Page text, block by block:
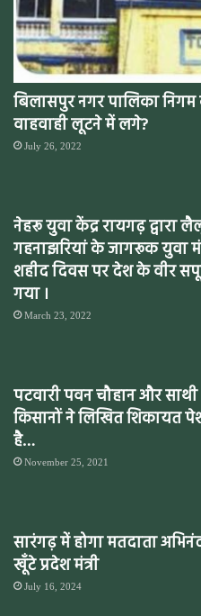
बिलासपुर नगर पालिका
वाहवाही लूटने में लगे?
July 26, 2022
नेहरू युवा केंद्र रायगढ़ द्वारा
गहनाझरियां के जागरूक युवा
शहीद दिवस पर देश के वीर
गया ।
March 23, 2022
पटवारी पवन चौहान और
किसानों ने लिखित शिकायत
है…
November 25, 2021
सारंगढ़ में होगा मतदाता
खूँटे प्रदेश मंत्री
July 16, 2024